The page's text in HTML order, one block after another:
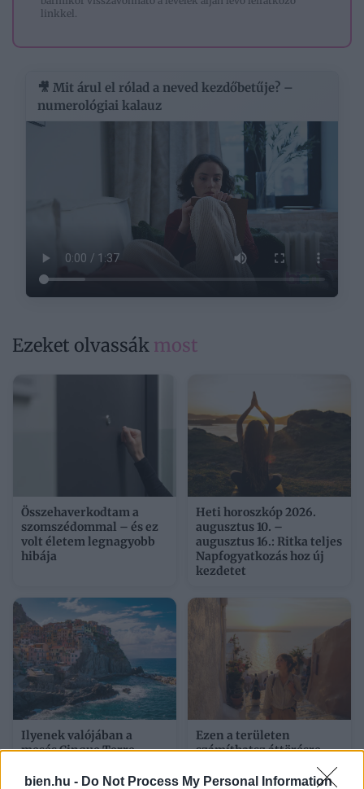
bien.hu - Do Not Process My Personal Information
linkkel.
🎥 Mit árul el rólad a neved kezdőbetűje? –
numerológiai kalauz
Ezeket olvassák most
Összehaverkodtam a
szomszédommal – és ez
volt életem legnagyobb
hibája
Heti horoszkóp 2026.
augusztus 10. –
augusztus 16.: Ritka teljes
Napfogyatkozás hoz új
kezdetet
Ilyenek valójában a
mesés Cinque Terre
tapasztalataim 5 ott
Ezen a területen
számíthatsz áttörésre
most a kínai horoszkópod
szerint